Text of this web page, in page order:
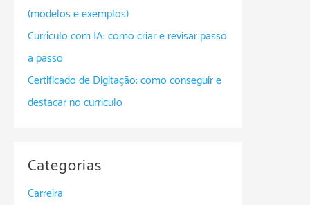
(modelos e exemplos)
Currículo com IA: como criar e revisar passo
a passo
Certificado de Digitação: como conseguir e
destacar no currículo
Categorias
Carreira